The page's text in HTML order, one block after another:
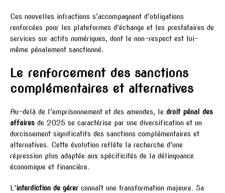
Ces nouvelles infractions s’accompagnent d’obligations
renforcées pour les plateformes d’échange et les prestataires de
services sur actifs numériques, dont le non-respect est lui-
même pénalement sanctionné.
Le renforcement des sanctions
complémentaires et alternatives
Au-delà de l’emprisonnement et des amendes, le droit pénal des
affaires de 2025 se caractérise par une diversification et un
durcissement significatifs des sanctions complémentaires et
alternatives. Cette évolution reflète la recherche d’une
répression plus adaptée aux spécificités de la délinquance
économique et financière.
L’interdiction de gérer connaît une transformation majeure. Sa